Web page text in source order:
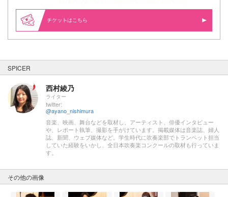
はこちら
SPICER
西村綾乃
ライター
twitter:
@ayano_nishimura
音楽、映画、舞台などを取材し、アーティスト、俳優インタビュー
や、レポート執筆、撮影を手がけています。掲載媒体は音楽誌、婦人
誌、新聞、ウェブ媒体など。学生時代に吹奏楽部でトランペット担当
していた経験をいかし、全日本吹奏楽コンクールの取材も行っていま
す。
その他の画像